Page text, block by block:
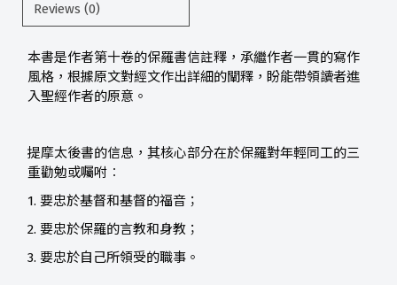
Reviews (0)
本書是作者第十卷的保羅書信註釋，承繼作者一貫的寫作
風格，根據原文對經文作出詳細的闡釋，盼能帶領讀者進
入聖經作者的原意。
提摩太後書的信息，其核心部分在於保羅對年輕同工的三
重勸勉或囑咐︰
1. 要忠於基督和基督的福音；
2. 要忠於保羅的言教和身教；
3. 要忠於自己所領受的職事。